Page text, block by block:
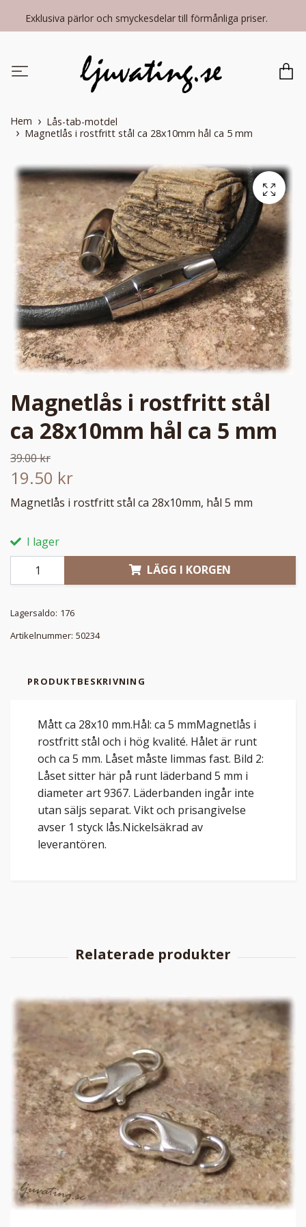
Exklusiva pärlor och smyckesdelar till förmånliga priser.
Hem
Lås-tab-motdel
Magnetlås i rostfritt stål ca 28x10mm hål ca 5 mm
Magnetlås i rostfritt stål
ca 28x10mm hål ca 5 mm
39.00 kr
19.50 kr
Magnetlås i rostfritt stål ca 28x10mm, hål 5 mm
I lager
LÄGG I KORGEN
Lagersaldo: 176
Artikelnummer: 50234
PRODUKTBESKRIVNING
Mått ca 28x10 mm.Hål: ca 5 mmMagnetlås i
rostfritt stål och i hög kvalité. Hålet är runt
och ca 5 mm. Låset måste limmas fast. Bild 2:
Låset sitter här på runt läderband 5 mm i
diameter art 9367. Läderbanden ingår inte
utan säljs separat. Vikt och prisangivelse
avser 1 styck lås.Nickelsäkrad av
leverantören.